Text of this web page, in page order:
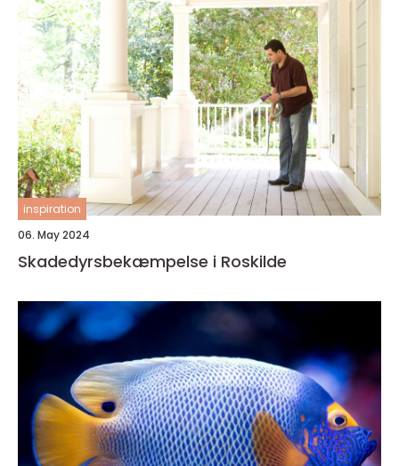
inspiration
06. May 2024
Skadedyrsbekæmpelse i Roskilde